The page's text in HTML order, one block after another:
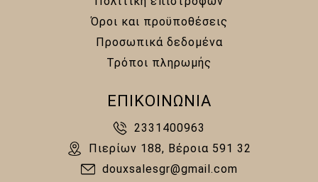
Όροι και προϋποθέσεις
Προσωπικά δεδομένα
Τρόποι πληρωμής
ΕΠΙΚΟΙΝΩΝΙΑ
2331400963
Πιερίων 188, Βέροια 591 32
douxsalesgr@gmail.com